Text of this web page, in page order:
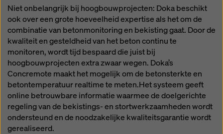
Niet onbelangrijk bij hoogbouwprojecten: Doka beschikt
ook over een grote hoeveelheid expertise als het om de
combinatie van betonmonitoring en bekisting gaat. Door de
kwaliteit en gesteldheid van het beton continu te
monitoren, wordt tijd bespaard die juist bij
hoogbouwprojecten extra zwaar wegen. Doka’s
Concremote maakt het mogelijk om de betonsterkte en
betontemperatuur realtime te meten.Het systeem geeft
online betrouwbare informatie waarmee de doelgerichte
regeling van de bekistings- en stortwerkzaamheden wordt
ondersteund en de noodzakelijke kwaliteitsgarantie wordt
gerealiseerd.